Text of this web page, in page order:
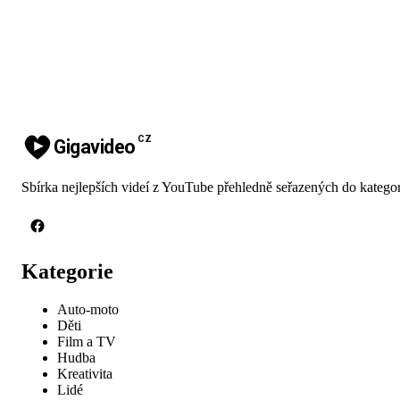
Gigavideo CZ
Sbírka nejlepších videí z YouTube přehledně seřazených do
Kategorie
Auto-moto
Děti
Film a TV
Hudba
Kreativita
Lidé